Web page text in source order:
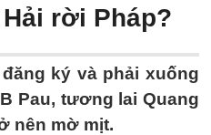
rời Pháp?
ký và phải xuống
Pau, tương lai Quang
nên mờ mịt.